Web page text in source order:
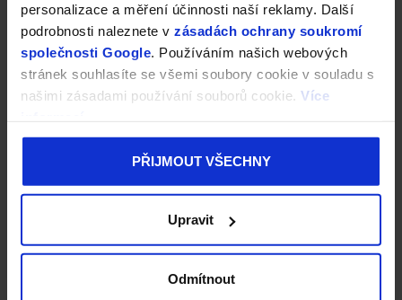
personalizace a měření účinnosti naší reklamy. Další
podrobnosti naleznete v zásadách ochrany soukromí
společnosti Google. Používáním našich webových
stránek souhlasíte se všemi soubory cookie v souladu s
našimi zásadami používání souborů cookie. Více
PŘIJMOUT VŠECHNY
Upravit
Odmítnout